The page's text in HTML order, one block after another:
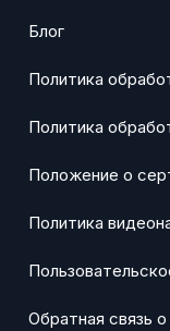
Блог
Политика
Политика
Положение о
Политика
Обратная связь